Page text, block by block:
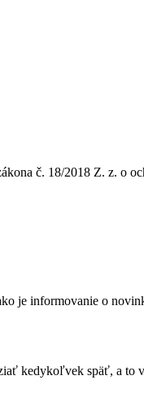
č. 18/2018 Z. z. o
je informovanie o
kedykoľvek späť, a